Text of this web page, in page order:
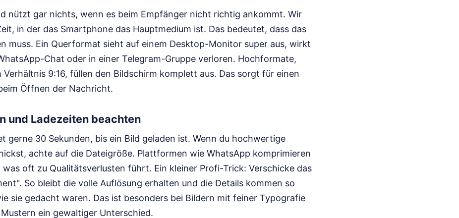
nützt gar nichts, wenn es beim Empfänger nicht richtig ankommt. Wir
in der das Smartphone das Hauptmedium ist. Das bedeutet, dass das
muss. Ein Querformat sieht auf einem Desktop-Monitor super aus, wirkt
Chat oder in einer Telegram-Gruppe verloren. Hochformate,
Verhältnis 9:16, füllen den Bildschirm komplett aus. Das sorgt für einen
Öffnen der Nachricht.
und Ladezeiten beachten
gerne 30 Sekunden, bis ein Bild geladen ist. Wenn du hochwertige
achte auf die Dateigröße. Plattformen wie WhatsApp komprimieren
was oft zu Qualitätsverlusten führt. Ein kleiner Profi-Trick: Verschicke das
So bleibt die volle Auflösung erhalten und die Details kommen so
sie gedacht waren. Das ist besonders bei Bildern mit feiner Typografie
ein gewaltiger Unterschied.